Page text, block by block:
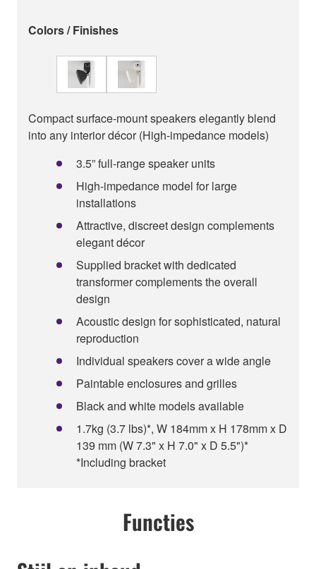
Colors / Finishes
Compact surface-mount speakers elegantly blend
into any interior décor (High-impedance models)
3.5” full-range speaker units
High-impedance model for large
installations
Attractive, discreet design complements
elegant décor
Supplied bracket with dedicated
transformer complements the overall
design
Acoustic design for sophisticated, natural
reproduction
Individual speakers cover a wide angle
Paintable enclosures and grilles
Black and white models available
1.7kg (3.7 lbs)*, W 184mm x H 178mm x D
139 mm (W 7.3" x H 7.0" x D 5.5")*
*Including bracket
Functies